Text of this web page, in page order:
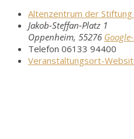
Altenzentrum der
Jakob-Steffan-Platz 1
Oppenheim, 55276
Telefon 06133 94400
Veranstaltungsort-